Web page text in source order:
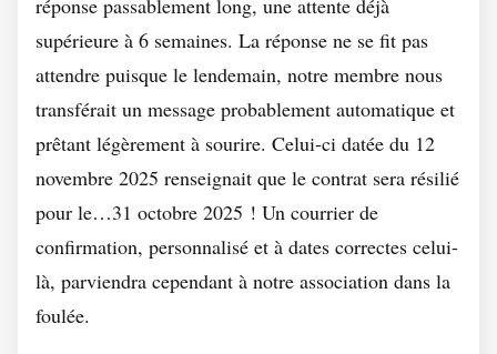
réponse passablement long, une attente déjà
supérieure à 6 semaines. La réponse ne se fit pas
attendre puisque le lendemain, notre membre nous
transférait un message probablement automatique et
prêtant légèrement à sourire. Celui-ci datée du 12
novembre 2025 renseignait que le contrat sera résilié
pour le…31 octobre 2025 ! Un courrier de
confirmation, personnalisé et à dates correctes celui-
là, parviendra cependant à notre association dans la
foulée.